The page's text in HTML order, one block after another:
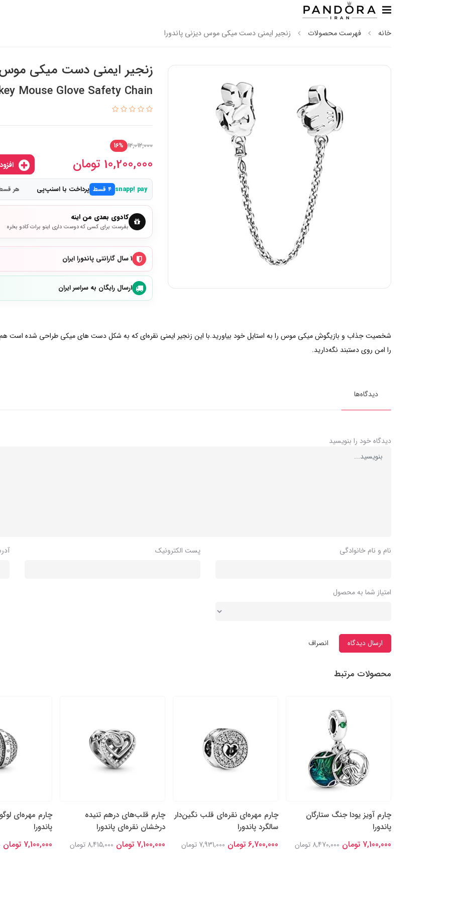
خانه فهرست محصولات زنجیر ایمنی دست میکی موس دیزنی پاندورا
زنجیر ایمنی دست میکی موس
Mouse Glove Safety Chain
12,012,000
16%
10,200,000 تومان
snapp! pay ۴ قسط پرداخت با اسنپ‌پی هر قسط 2,550,000
کادوی بعدی من اینه
بفرست برای کسی که دوست داری اینو برات کادو بخره
۱ سال گارانتی پاندورا ایران
ارسال رایگان به سراسر ایران
شخصیت جذاب و بازیگوش میکی موس را به استایل خود بیاورید.با این زنجیر ایمنی نقره‌ای که به شکل دست های میکی طراحی شده
را امن روی دستبند نگه‌دارید.
دیدگاه‌ها
دیدگاه خود را بنویسید
نام و نام خانوادگی پست الکترونیک
امتیاز شما به محصول
ارسال دیدگاه انصراف
محصولات مرتبط
چارم آویز یودا جنگ ستارگان
پاندورا
7,100,000 تومان 8,470,000 تومان
چارم مهره‌ای نقره‌ای قلب نگین‌دار
سالگرد پاندورا
6,700,000 تومان 7,931,000 تومان
چارم قلب‌های درهم تنیده
درخشان نقره‌ای پاندورا
7,100,000 تومان 8,415,000 تومان
چارم مهره‌ای
پاندورا
7,100,000 تومان